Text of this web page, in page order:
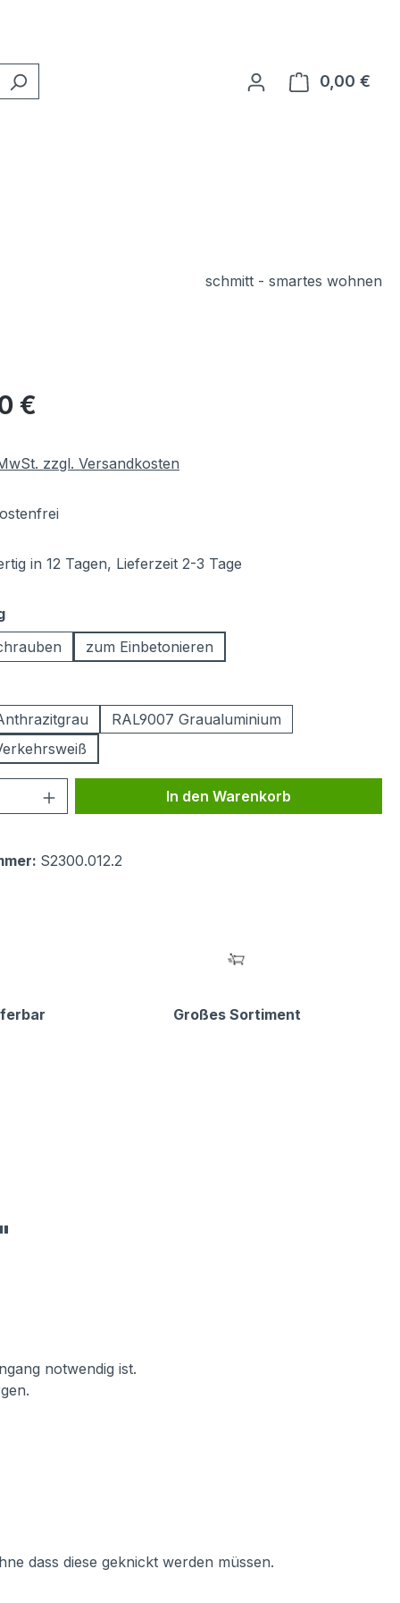
0,00 €
schmitt - smartes wohnen
€
zzgl. Versandkosten
in 12 Tagen, Lieferzeit 2-3 Tage
auswählen
zum Einbetonieren
RAL9007 Graualuminium
Gib den gewünschten Wert
In den Warenkorb
S2300.012.2
Großes Sortiment
notwendig ist.
dass diese geknickt werden müssen.